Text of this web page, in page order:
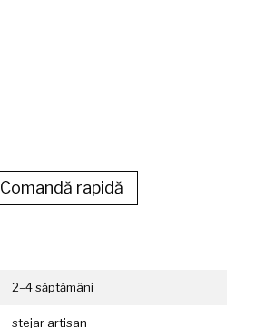
Comandă rapidă
2–4 săptămâni
stejar artisan